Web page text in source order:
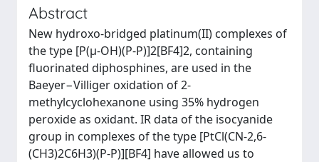
Abstract
New hydroxo-bridged platinum(II) complexes of
the type [P(μ-OH)(P-P)]2[BF4]2, containing
fluorinated diphosphines, are used in the
Baeyer−Villiger oxidation of 2-
methylcyclohexanone using 35% hydrogen
peroxide as oxidant. IR data of the isocyanide
group in complexes of the type [PtCl(CN-2,6-
(CH3)2C6H3)(P-P)][BF4] have allowed us to